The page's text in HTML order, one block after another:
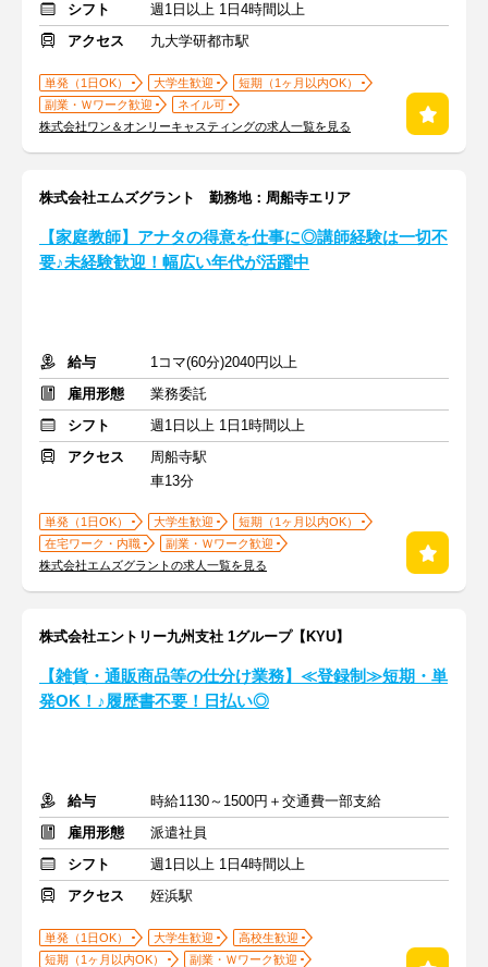
シフト
週1日以上 1日4時間以上
アクセス
九大学研都市駅
単発（1日OK） 大学生歓迎
短期（1ヶ月以内OK）
副業・Ｗワーク歓迎
ネイル可
株式会社ワン＆オンリーキャスティングの求人一覧を見る
株式会社エムズグラント 勤務地：周船寺エリア
【家庭教師】アナタの得意を仕事に◎講師経験は一切不
要♪未経験歓迎！幅広い年代が活躍中
給与
1コマ(60分)2040円以上
雇用形態
業務委託
シフト
週1日以上 1日1時間以上
アクセス
周船寺駅
車13分
単発（1日OK） 大学生歓迎
短期（1ヶ月以内OK）
在宅ワーク・内職
副業・Ｗワーク歓迎
株式会社エムズグラントの求人一覧を見る
株式会社エントリー九州支社 1グループ【KYU】
【雑貨・通販商品等の仕分け業務】≪登録制≫短期・単
発OK！♪履歴書不要！日払い◎
給与
時給1130～1500円＋交通費一部支給
雇用形態
派遣社員
シフト
週1日以上 1日4時間以上
アクセス
姪浜駅
単発（1日OK） 大学生歓迎
高校生歓迎
短期（1ヶ月以内OK）
副業・Ｗワーク歓迎